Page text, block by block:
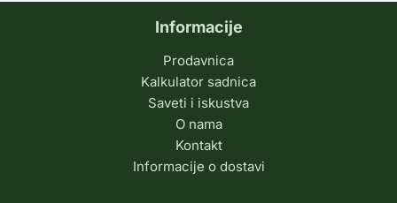
Informacije
Prodavnica
Kalkulator sadnica
Saveti i iskustva
O nama
Kontakt
Informacije o dostavi